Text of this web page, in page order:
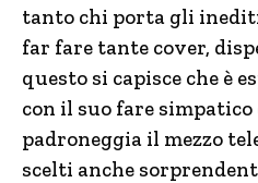
tanto chi porta gli
far fare tante cover,
questo si capisce che è
con il suo fare
padroneggia il mezzo
scelti anche